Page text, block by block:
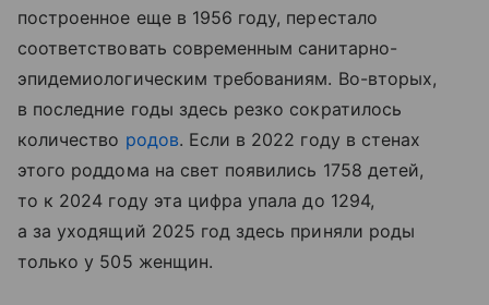
построенное еще в 1956 году, перестало
соответствовать современным санитарно-
эпидемиологическим требованиям. Во-вторых,
в последние годы здесь резко сократилось
количество родов. Если в 2022 году в стенах
этого роддома на свет появились 1758 детей,
то к 2024 году эта цифра упала до 1294,
а за уходящий 2025 год здесь приняли роды
только у 505 женщин.